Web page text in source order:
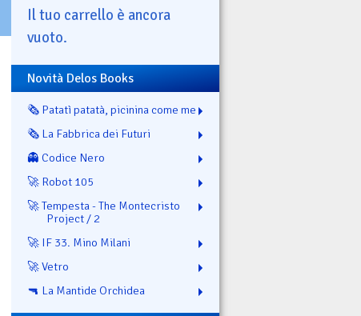
Il tuo carrello è ancora
vuoto.
Novità Delos Books
🗞️ Patatì patatà, picinina come me
🗞️ La Fabbrica dei Futuri
👻 Codice Nero
🚀 Robot 105
🚀 Tempesta - The Montecristo
Project / 2
🚀 IF 33. Mino Milani
🚀 Vetro
🔫 La Mantide Orchidea